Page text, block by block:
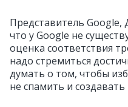
Представитель Google,
что у Google не
оценка соответствия
надо стремиться
думать о том, чтобы
не спамить и